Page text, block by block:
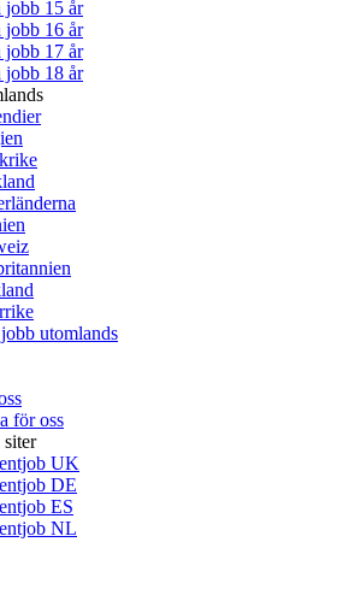
jobb 15 år
jobb 16 år
jobb 17 år
jobb 18 år
utomlands
för oss
siter
UK
DE
ES
NL